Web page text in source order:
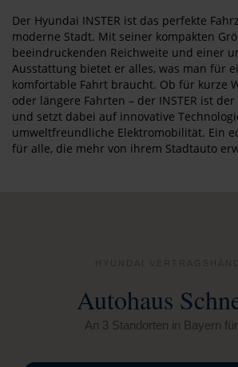
Der Hyundai INSTER ist das perfekte
moderne Stadt. Mit seiner kompakten
beeindruckenden Reichweite und einer
Ausstattung bietet er alles, was man für
komfortable Fahrt braucht. Ob für kurze
oder längere Fahrten – der INSTER ist
und setzt dabei auf innovative
umweltfreundliche Elektromobilität. Ein
für alle, die mehr von ihrem Stadtauto
Autohaus
An 3 Standorten in Bayern